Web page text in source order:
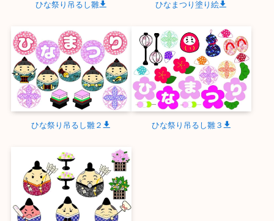
ひな祭り吊るし雛 ひなまつり塗り絵
ひな祭り吊るし雛２ ひな祭り吊るし雛３